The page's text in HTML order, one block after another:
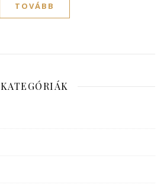
TOVÁBB
KATEGÓRIÁK